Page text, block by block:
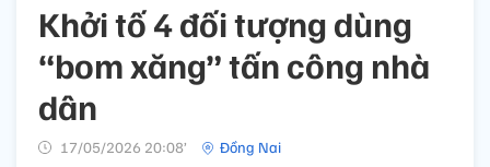
Khởi tố 4 đối tượng dùng
“bom xăng” tấn công nhà
dân
17/05/2026 20:08’ Đồng Nai